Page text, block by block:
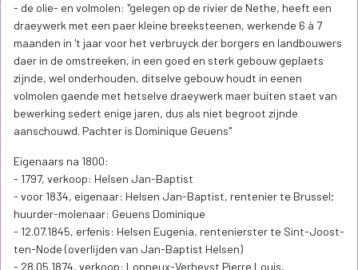
- de olie- en volmolen: "gelegen op de rivier de Nethe, heeft een
draeywerk met een paer kleine breeksteenen, werkende 6 à 7
maanden in 't jaar voor het verbruyck der borgers en landbouwers
daer in de omstreeken, in een goed en sterk gebouw geplaets
zijnde, wel onderhouden, ditselve gebouw houdt in eenen
volmolen gaende met hetselve draeywerk maer buiten staet van
bewerking sedert enige jaren, dus als niet begroot zijnde
aanschouwd. Pachter is Dominique Geuens"
Eigenaars na 1800:
- 1797, verkoop: Helsen Jan-Baptist
- voor 1834, eigenaar: Helsen Jan-Baptist, rentenier te Brussel;
huurder-molenaar: Geuens Dominique
- 12.07.1845, erfenis: Helsen Eugenia, rentenierster te Sint-Joost-
ten-Node (overlijden van Jan-Baptist Helsen)
- 28.05.1874, verkoop: Lonneux-Verheyst Pierre Louis,